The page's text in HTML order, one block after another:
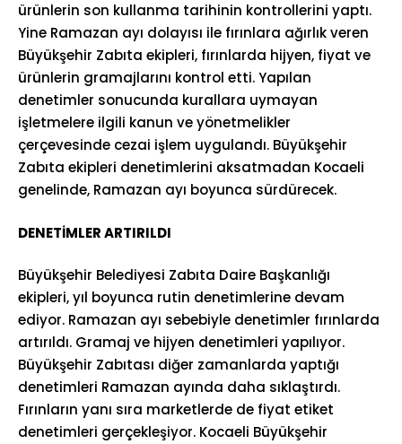
ürünlerin son kullanma tarihinin kontrollerini yaptı.
Yine Ramazan ayı dolayısı ile fırınlara ağırlık veren
Büyükşehir Zabıta ekipleri, fırınlarda hijyen, fiyat ve
ürünlerin gramajlarını kontrol etti. Yapılan
denetimler sonucunda kurallara uymayan
işletmelere ilgili kanun ve yönetmelikler
çerçevesinde cezai işlem uygulandı. Büyükşehir
Zabıta ekipleri denetimlerini aksatmadan Kocaeli
genelinde, Ramazan ayı boyunca sürdürecek.
DENETİMLER ARTIRILDI
Büyükşehir Belediyesi Zabıta Daire Başkanlığı
ekipleri, yıl boyunca rutin denetimlerine devam
ediyor. Ramazan ayı sebebiyle denetimler fırınlarda
artırıldı. Gramaj ve hijyen denetimleri yapılıyor.
Büyükşehir Zabıtası diğer zamanlarda yaptığı
denetimleri Ramazan ayında daha sıklaştırdı.
Fırınların yanı sıra marketlerde de fiyat etiket
denetimleri gerçekleşiyor. Kocaeli Büyükşehir